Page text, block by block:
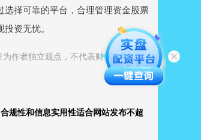
择可靠的平台，合理管理资金股票
资无忧。
为作者独立观点，不代表财盛证券观点
规性和信息实用性适合网站发布不超